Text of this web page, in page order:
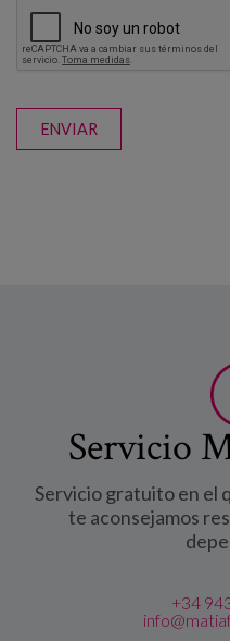
ENVIAR
Servicio
Servicio gratuito en el
te aconsejamos
+34